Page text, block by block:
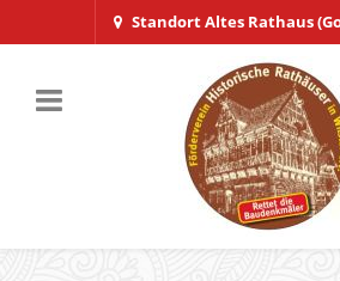
Standort Altes Rathaus